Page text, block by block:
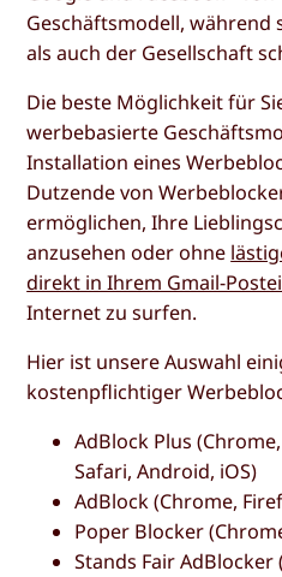
Geschäftsmodell, während
als auch der Gesellschaft
Die beste Möglichkeit für
werbebasierte
Installation eines
Dutzende von
ermöglichen, Ihre
anzusehen oder ohne
direkt in Ihrem Gmail-
Internet zu surfen.
Hier ist unsere Auswahl
kostenpflichtiger
AdBlock Plus
Safari, Android, iOS)
AdBlock (Chrome,
Poper Blocker
Stands Fair AdBlocker